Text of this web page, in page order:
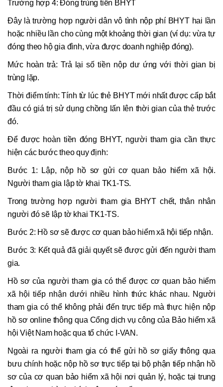
Trường hợp 4: Đóng trùng tiền BHYT
Đây là trường hợp người dân vô tình nộp phí BHYT hai lần
hoặc nhiều lần cho cùng một khoảng thời gian (ví dụ: vừa tự
đóng theo hộ gia đình, vừa được doanh nghiệp đóng).
Mức hoàn trả: Trả lại số tiền nộp dư ứng với thời gian bị
trùng lặp.
Thời điểm tính: Tính từ lúc thẻ BHYT mới nhất được cấp bắt
đầu có giá trị sử dụng chồng lấn lên thời gian của thẻ trước
đó.
Để được hoàn tiền đóng BHYT, người tham gia cần thực
hiện các bước theo quy định:
Bước 1: Lập, nộp hồ sơ gửi cơ quan bảo hiểm xã hội.
Người tham gia lập tờ khai TK1-TS.
Trong trường hợp người tham gia BHYT chết, thân nhân
người đó sẽ lập tờ khai TK1-TS.
Bước 2: Hồ sơ sẽ được cơ quan bảo hiểm xã hội tiếp nhận.
Bước 3: Kết quả đã giải quyết sẽ được gửi đến người tham
gia.
Hồ sơ của người tham gia có thể được cơ quan bảo hiểm
xã hội tiếp nhận dưới nhiều hình thức khác nhau. Người
tham gia có thể không phải đến trực tiếp mà thực hiện nộp
hồ sơ online thông qua Cổng dịch vụ công của Bảo hiểm xã
hội Việt Nam hoặc qua tổ chức I-VAN.
Ngoài ra người tham gia có thể gửi hồ sơ giấy thông qua
bưu chính hoặc nộp hồ sơ trực tiếp tại bộ phận tiếp nhận hồ
sơ của cơ quan bảo hiểm xã hội nơi quản lý, hoặc tại trung